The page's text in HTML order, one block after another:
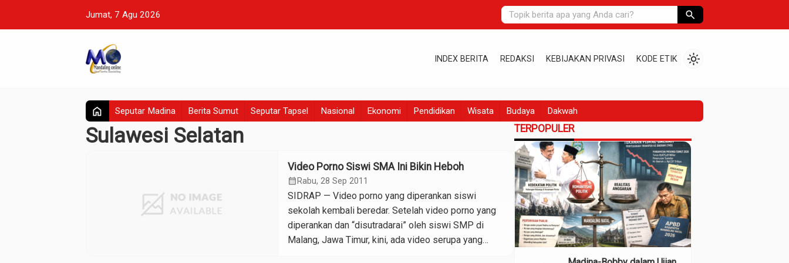
Jumat, 7 Agu 2026 search
INDEX BERITA REDAKSI KEBIJAKAN PRIVASI KODE ETIK light_mode
home Seputar Madina Berita Sumut Seputar Tapsel Nasional Ekonomi Pendidikan Wisata Budaya Dakwah
Sulawesi Selatan
Video Porno Siswi SMA Ini Bikin Heboh
calendar_month Rabu, 28 Sep 2011
SIDRAP — Video porno yang diperankan siswi
sekolah kembali beredar. Setelah video porno yang
diperankan dan “disutradarai” oleh siswi SMP di
Malang, Jawa Timur, kini, ada video serupa yang
TERPOPULER